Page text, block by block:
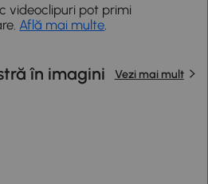
videoclipuri pot primi
Află mai multe
în imagini Vezi mai mult